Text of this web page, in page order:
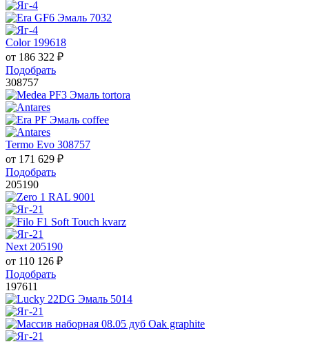
Color 199618
от 186 322 ₽
Подобрать
308757
Termo Evo 308757
от 171 629 ₽
Подобрать
205190
Next 205190
от 110 126 ₽
Подобрать
197611